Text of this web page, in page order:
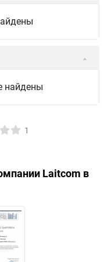
Светодиодная фигура
найдены
1
Laitcom в